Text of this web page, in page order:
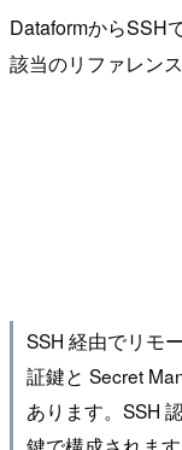
DataformからSSH
該当のリファレン
SSH 経由でリモ
証鍵と Secret
あります。SSH